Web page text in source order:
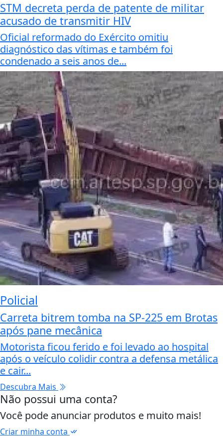
STM decreta perda de patente de militar
acusado de transmitir HIV
Oficial reformado do Exército omitiu
diagnóstico das vítimas e também foi
condenado a seis anos de...
Policial
Carreta bitrem tomba na SP-225 em Brotas
após pane mecânica
Motorista ficou ferido e foi levado ao hospital
após o veículo colidir contra a defensa metálica
e cair...
Descubra Mais
Não possui uma conta?
Você pode anunciar produtos e muito mais!
Criar minha conta